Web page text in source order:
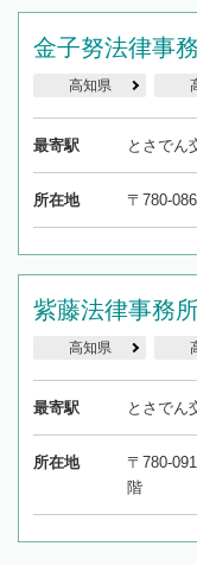
金子努法律事
高知県
最寄駅 とさでん
所在地 〒780-
紫藤法律事務
高知県
最寄駅 とさでん
所在地
〒780-
階